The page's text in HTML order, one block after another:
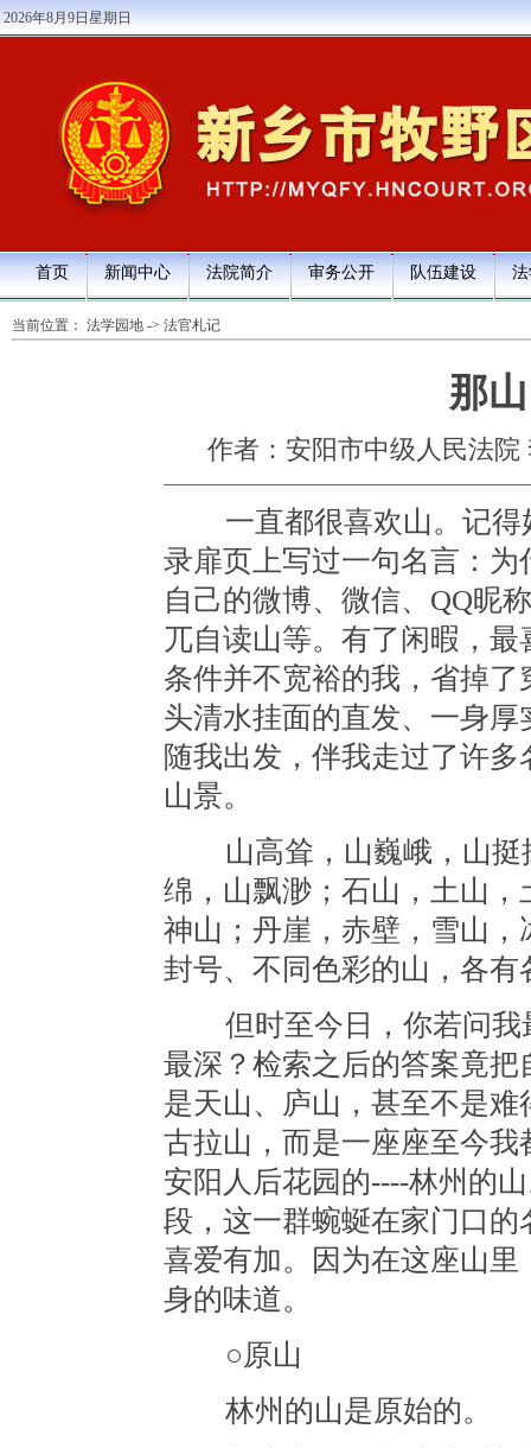
2026年8月9日星期日
首页 新闻中心 法院简介 审务公开 队伍建设
当前位置： 法学园地 -> 法官札记
那
作者：安阳市中级人民法院
一直都很喜欢山。记得
录扉页上写过一句名言：
自己的微博、微信、QQ昵
兀自读山等。有了闲暇，
条件并不宽裕的我，省掉
头清水挂面的直发、一身
随我出发，伴我走过了许
山景。
山高耸，山巍峨，山挺
绵，山飘渺；石山，土山
神山；丹崖，赤壁，雪山
封号、不同色彩的山，各
但时至今日，你若问我
最深？检索之后的答案竟
是天山、庐山，甚至不是
古拉山，而是一座座至今
安阳人后花园的----林州的
段，这一群蜿蜒在家门口
喜爱有加。因为在这座山
身的味道。
○原山
林州的山是原始的。